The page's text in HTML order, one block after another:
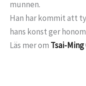
munnen.
Han har kommit att
hans konst ger
Läs mer om Tsai-Ming